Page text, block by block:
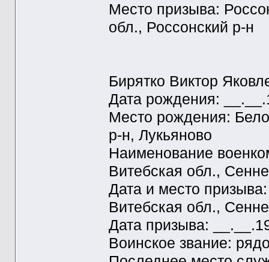
Место призыва:
обл., Россонский р-н
Бирятко Виктор
Дата рождения:
Место рождения:
р-н, Лукьяново
Наименование
Витебская обл.,
Дата и место
Витебская обл.,
Дата призыва:
Воинское звание: